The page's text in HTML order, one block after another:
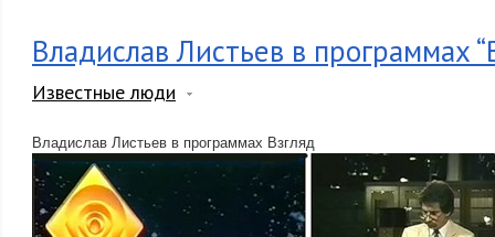
Владислав Листьев в программах
Известные люди
Владислав Листьев в программах Взгляд